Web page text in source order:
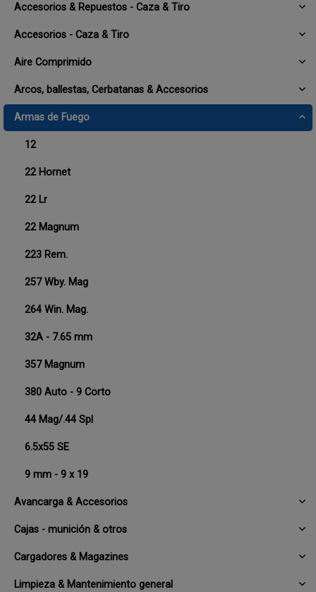
Accesorios & Repuestos - Caza & Tiro
Accesorios - Caza & Tiro
Aire Comprimido
Arcos, ballestas, Cerbatanas & Accesorios
Armas de Fuego
12
22 Hornet
22 Lr
22 Magnum
223 Rem.
257 Wby. Mag
264 Win. Mag.
32A - 7.65 mm
357 Magnum
380 Auto - 9 Corto
44 Mag/.44 Spl
6.5x55 SE
9 mm - 9 x 19
Avancarga & Accesorios
Cajas - munición & otros
Cargadores & Magazines
Limpieza & Mantenimiento general